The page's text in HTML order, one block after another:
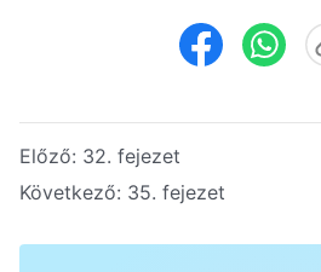
Előző: 32. fejezet
Következő: 35. fejezet